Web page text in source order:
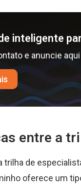
inteligente
e anuncie
entre a
trilha de
oferece um